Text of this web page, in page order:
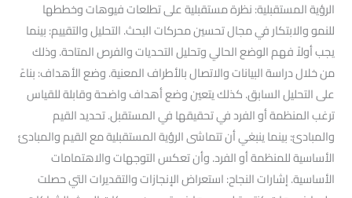
الرؤية المستقبلية: نظرة مستقبلية على تطلعات فيوهات وخططها
للنمو والابتكار في مجال تحسين محركات البحث. التحليل والتقييم: بينما
يجب أولاً فهم الوضع الحالي وتحليل التحديات والفرص المتاحة. وذلك
من خلال دراسة البيانات والاتصال بالأطراف المعنية. وضع الأهداف: بناءً
على التحليل السابق. كذلك يتعين وضع أهداف واضحة وقابلة للقياس
ترغب المنظمة أو الفرد في تحقيقها في المستقبل. تحديد القيم
والمبادئ: بينما ينبغي أن تتماشى الرؤية المستقبلية مع القيم والمبادئ
الأساسية للمنظمة أو الفرد. وأن تعكس التوجهات والاهتمامات
الأساسية. إشارات النجاح: استعراض الإنجازات والتقديرات التي حصلت